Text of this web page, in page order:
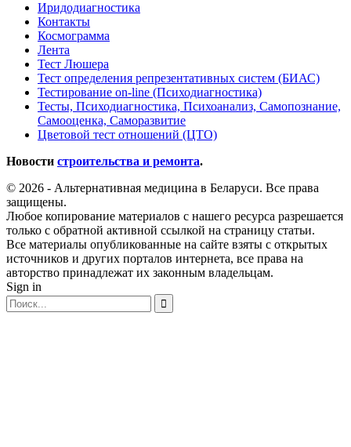
Иридодиагностика
Контакты
Космограмма
Лента
Тест Люшера
Тест определения репрезентативных систем (БИАС)
Тестирование on-line (Психодиагностика)
Тесты, Психодиагностика, Психоанализ, Самопознание,
Самооценка, Саморазвитие
Цветовой тест отношений (ЦТО)
Новости строительства и ремонта.
© 2026 - Альтернативная медицина в Беларуси. Все права
защищены.
Любое копирование материалов с нашего ресурса разрешается
только с обратной активной ссылкой на страницу статьи.
Все материалы опубликованные на сайте взяты с открытых
источников и других порталов интернета, все права на
авторство принадлежат их законным владельцам.
Sign in